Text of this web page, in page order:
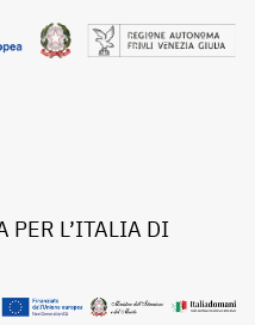
PER L’ITALIA DI